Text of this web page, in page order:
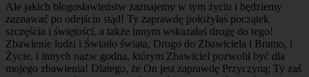
Ale jakich błogosławieństw zaznajemy w tym życiu i będziemy
zaznawać po odejściu stąd! Ty zaprawdę położyłaś początek
szczęścia i świętości, a także innym wskazałaś drogę do tego!
Zbawienie ludzi i Światło świata, Drogo do Zbawiciela i Bramo, i
Życie, i innych nazw godna, którym Zbawiciel pozwolił być dla
mojego zbawienia! Dlatego, że On jest zaprawdę Przyczyną; Ty zaś